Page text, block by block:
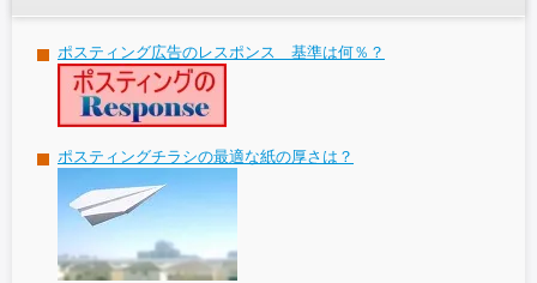
ポスティング広告のレスポンス 基準は何％？
ポスティングチラシの最適な紙の厚さは？